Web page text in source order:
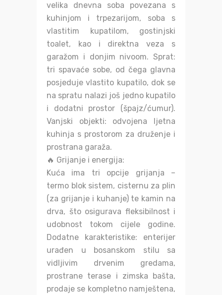
velika dnevna soba povezana s
kuhinjom i trpezarijom, soba s
vlastitim kupatilom, gostinjski
toalet, kao i direktna veza s
garažom i donjim nivoom. Sprat:
tri spavaće sobe, od čega glavna
posjeduje vlastito kupatilo, dok se
na spratu nalazi još jedno kupatilo
i dodatni prostor (špajz/ćumur).
Vanjski objekti: odvojena ljetna
kuhinja s prostorom za druženje i
prostrana garaža.
🔥 Grijanje i energija:
Kuća ima tri opcije grijanja –
termo blok sistem, cisternu za plin
(za grijanje i kuhanje) te kamin na
drva, što osigurava fleksibilnost i
udobnost tokom cijele godine.
Dodatne karakteristike: enterijer
urađen u bosanskom stilu sa
vidljivim drvenim gredama,
prostrane terase i zimska bašta,
prodaje se kompletno namještena,